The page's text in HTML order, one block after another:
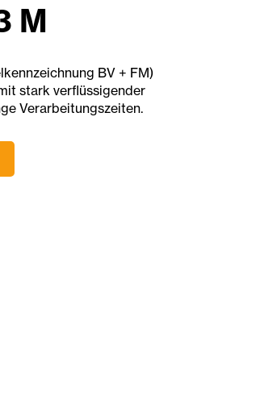
M
BV + FM)
stark verflüssigender
Verarbeitungszeiten.